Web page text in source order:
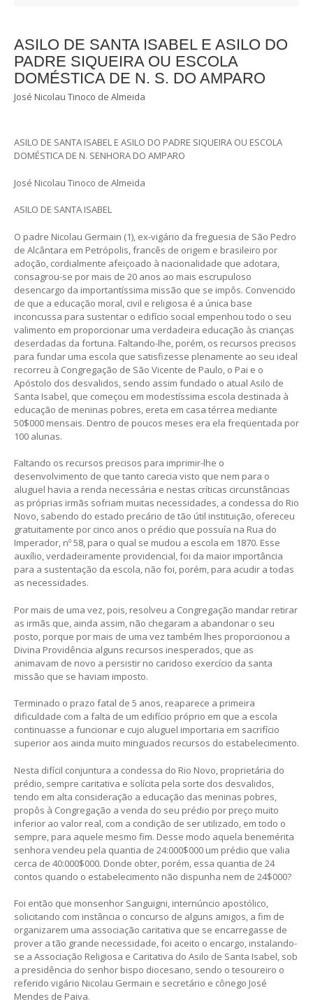
ASILO DE SANTA ISABEL E ASILO DO
PADRE SIQUEIRA OU ESCOLA
DOMÉSTICA DE N. S. DO AMPARO
José Nicolau Tinoco de Almeida
ASILO DE SANTA ISABEL E ASILO DO PADRE SIQUEIRA OU ESCOLA
DOMÉSTICA DE N. SENHORA DO AMPARO
José Nicolau Tinoco de Almeida
ASILO DE SANTA ISABEL
O padre Nicolau Germain (1), ex-vigário da freguesia de São Pedro
de Alcântara em Petrópolis, francês de origem e brasileiro por
adoção, cordialmente afeiçoado à nacionalidade que adotara,
consagrou-se por mais de 20 anos ao mais escrupuloso
desencargo da importantíssima missão que se impôs. Convencido
de que a educação moral, civil e religiosa é a única base
inconcussa para sustentar o edifício social empenhou todo o seu
valimento em proporcionar uma verdadeira educação às crianças
deserdadas da fortuna. Faltando-lhe, porém, os recursos precisos
para fundar uma escola que satisfizesse plenamente ao seu ideal
recorreu à Congregação de São Vicente de Paulo, o Pai e o
Apóstolo dos desvalidos, sendo assim fundado o atual Asilo de
Santa Isabel, que começou em modestíssima escola destinada à
educação de meninas pobres, ereta em casa térrea mediante
50$000 mensais. Dentro de poucos meses era ela freqüentada por
100 alunas.
Faltando os recursos precisos para imprimir-lhe o
desenvolvimento de que tanto carecia visto que nem para o
aluguel havia a renda necessária e nestas críticas circunstâncias
as próprias irmãs sofriam muitas necessidades, a condessa do Rio
Novo, sabendo do estado precário de tão útil instituição, ofereceu
gratuitamente por cinco anos o prédio que possuía na Rua do
Imperador, nº 58, para o qual se mudou a escola em 1870. Esse
auxílio, verdadeiramente providencial, foi da maior importância
para a sustentação da escola, não foi, porém, para acudir a todas
as necessidades.
Por mais de uma vez, pois, resolveu a Congregação mandar retirar
as irmãs que, ainda assim, não chegaram a abandonar o seu
posto, porque por mais de uma vez também lhes proporcionou a
Divina Providência alguns recursos inesperados, que as
animavam de novo a persistir no caridoso exercício da santa
missão que se haviam imposto.
Terminado o prazo fatal de 5 anos, reaparece a primeira
dificuldade com a falta de um edifício próprio em que a escola
continuasse a funcionar e cujo aluguel importaria em sacrifício
superior aos ainda muito minguados recursos do estabelecimento.
Nesta difícil conjuntura a condessa do Rio Novo, proprietária do
prédio, sempre caritativa e solícita pela sorte dos desvalidos,
tendo em alta consideração a educação das meninas pobres,
propôs à Congregação a venda do seu prédio por preço muito
inferior ao valor real, com a condição de ser utilizado, em todo o
sempre, para aquele mesmo fim. Desse modo aquela benemérita
senhora vendeu pela quantia de 24:000$000 um prédio que valia
cerca de 40:000$000. Donde obter, porém, essa quantia de 24
contos quando o estabelecimento não dispunha nem de 24$000?
Foi então que monsenhor Sanguigni, internúncio apostólico,
solicitando com instância o concurso de alguns amigos, a fim de
organizarem uma associação caritativa que se encarregasse de
prover a tão grande necessidade, foi aceito o encargo, instalando-
se a Associação Religiosa e Caritativa do Asilo de Santa Isabel, sob
a presidência do senhor bispo diocesano, sendo o tesoureiro o
referido vigário Nicolau Germain e secretário e cônego José
Mendes de Paiva.